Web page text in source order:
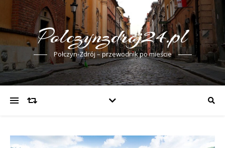
Polczynzdroj24.pl
Połczyn-Zdrój – przewodnik po mieście